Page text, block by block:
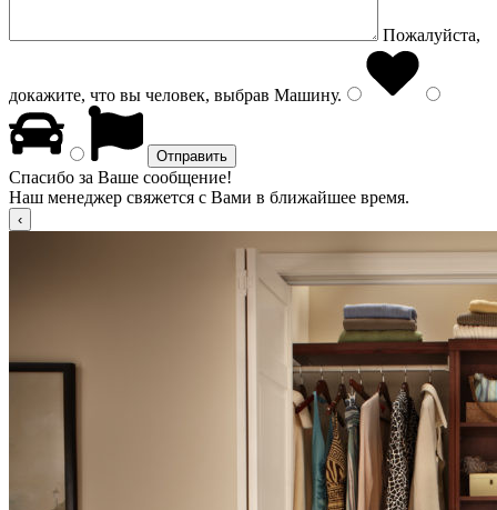
Пожалуйста,
докажите, что вы человек, выбрав Машину.
Спасибо за Ваше сообщение!
Наш менеджер свяжется с Вами в ближайшее время.